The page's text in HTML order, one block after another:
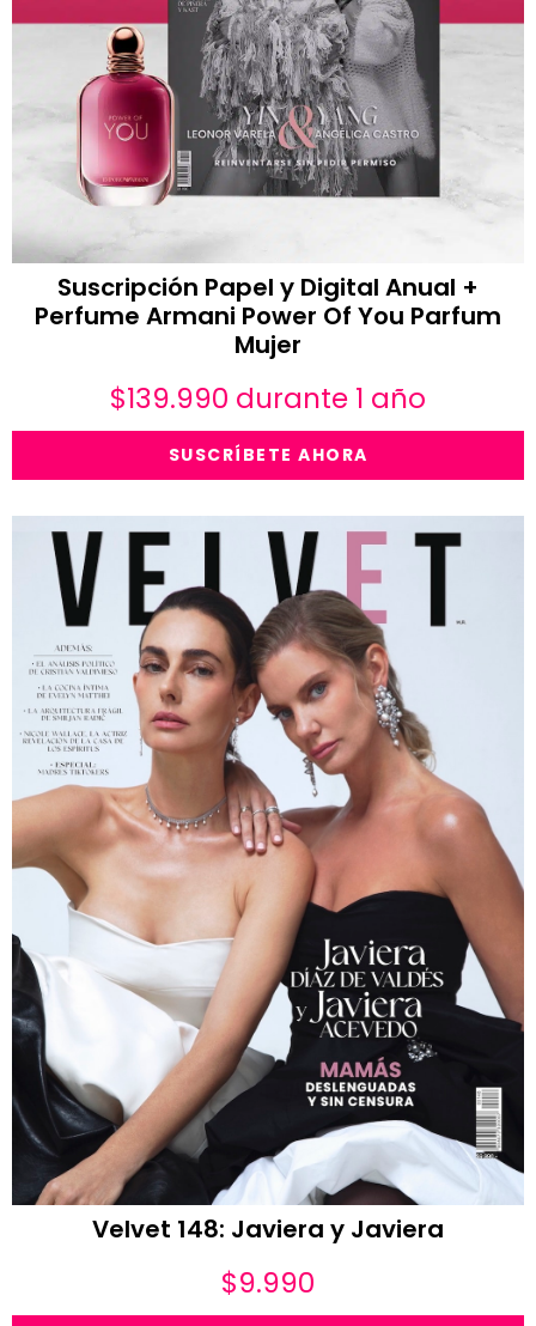
Suscripción Papel y Digital Anual +
Perfume Armani Power Of You Parfum
Mujer
$139.990 durante 1 año
SUSCRÍBETE AHORA
Velvet 148: Javiera y Javiera
$9.990